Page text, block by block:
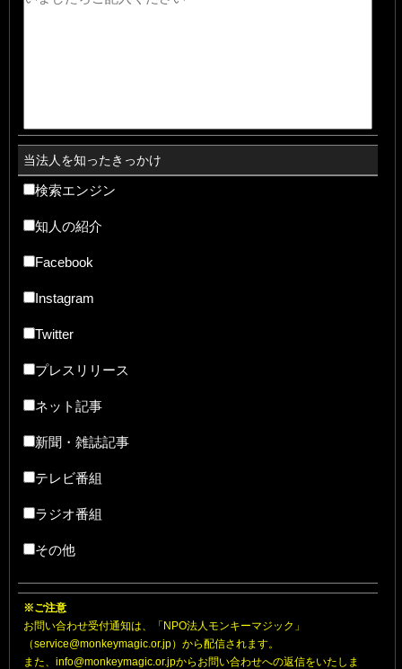
当法人を知ったきっかけ
検索エンジン
知人の紹介
Facebook
Instagram
Twitter
プレスリリース
ネット記事
新聞・雑誌記事
テレビ番組
ラジオ番組
その他
※ご注意
お問い合わせ受付通知は、「NPO法人モンキーマジック」
（service@monkeymagic.or.jp）から配信されます。
また、info@monkeymagic.or.jpからお問い合わせへの返信をいたしま